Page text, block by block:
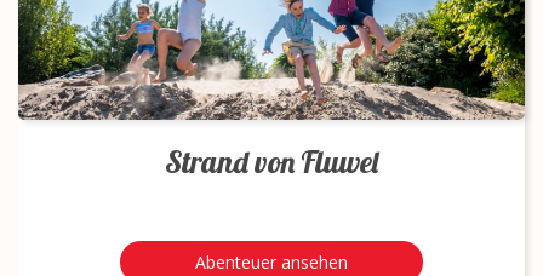
Strand von Fluwel
Abenteuer ansehen